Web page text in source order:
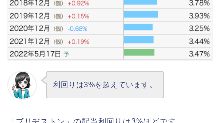
利回りは3%を超えています。
「ブリヂストン」の配当利回りは3%ほどです。